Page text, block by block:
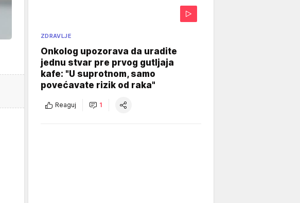
ZDRAVLJE
Onkolog upozorava da uradite
jednu stvar pre prvog gutljaja
kafe: "U suprotnom, samo
povećavate rizik od raka"
Reaguj 1